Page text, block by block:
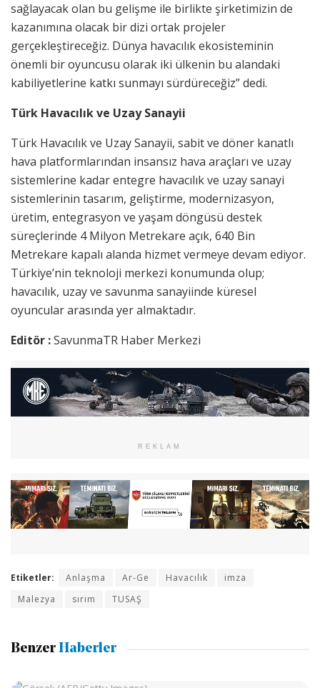
sağlayacak olan bu gelişme ile birlikte şirketimizin de
kazanımına olacak bir dizi ortak projeler
gerçekleştireceğiz. Dünya havacılık ekosisteminin
önemli bir oyuncusu olarak iki ülkenin bu alandaki
kabiliyetlerine katkı sunmayı sürdüreceğiz” dedi.
Türk Havacılık ve Uzay Sanayii
Türk Havacılık ve Uzay Sanayii, sabit ve döner kanatlı
hava platformlarından insansız hava araçları ve uzay
sistemlerine kadar entegre havacılık ve uzay sanayi
sistemlerinin tasarım, geliştirme, modernizasyon,
üretim, entegrasyon ve yaşam döngüsü destek
süreçlerinde 4 Milyon Metrekare açık, 640 Bin
Metrekare kapalı alanda hizmet vermeye devam ediyor.
Türkiye’nin teknoloji merkezi konumunda olup;
havacılık, uzay ve savunma sanayiinde küresel
oyuncular arasında yer almaktadır.
Editör :SavunmaTR Haber Merkezi
REKLAM
Etiketler: Anlaşma Ar-Ge Havacılık
imza
Malezya
sırım TUSAŞ
Benzer Haberler